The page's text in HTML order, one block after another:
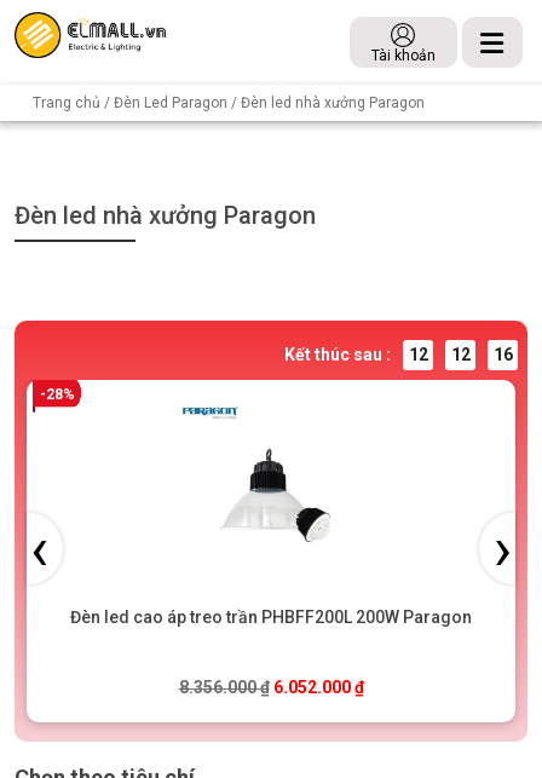
Tài khoản
Trang chủ / Đèn Led Paragon / Đèn led nhà xưởng Paragon
Đèn led nhà xưởng Paragon
Kết thúc sau : 12 12 16
-28%
Đèn led cao áp treo trần PHBFF200L 200W Paragon
8.356.000₫ Giá gốc là: 8.356.000 ₫.
6.052.000₫Giá hiện tại là:
‹ ›